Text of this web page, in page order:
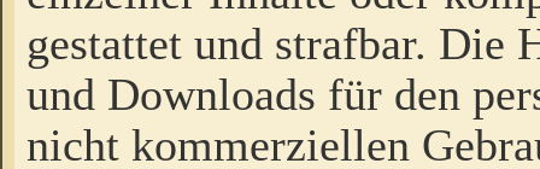
gestattet und strafbar. Die
und Downloads für den
nicht kommerziellen